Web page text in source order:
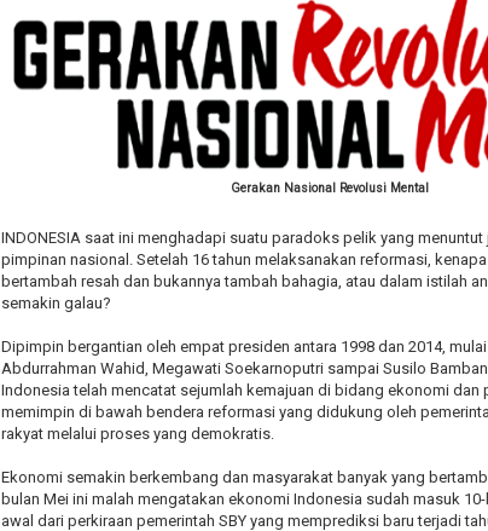
Gerakan Nasional Revolusi Mental
INDONESIA saat ini menghadapi suatu paradoks pelik yang
pimpinan nasional. Setelah 16 tahun melaksanakan reformasi,
bertambah resah dan bukannya tambah bahagia, atau dalam istilah
semakin galau?
Dipimpin bergantian oleh empat presiden antara 1998 dan 2014, mulai
Abdurrahman Wahid, Megawati Soekarnoputri sampai Susilo
Indonesia telah mencatat sejumlah kemajuan di bidang ekonomi dan
memimpin di bawah bendera reformasi yang didukung oleh
rakyat melalui proses yang demokratis.
Ekonomi semakin berkembang dan masyarakat banyak yang
bulan Mei ini malah mengatakan ekonomi Indonesia sudah masuk
awal dari perkiraan pemerintah SBY yang memprediksi baru terjadi